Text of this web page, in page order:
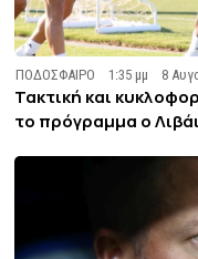
ΠΟΔΟΣΦΑΙΡΟ 1:35 μμ 8
Τακτική και
το πρόγραμμα ο